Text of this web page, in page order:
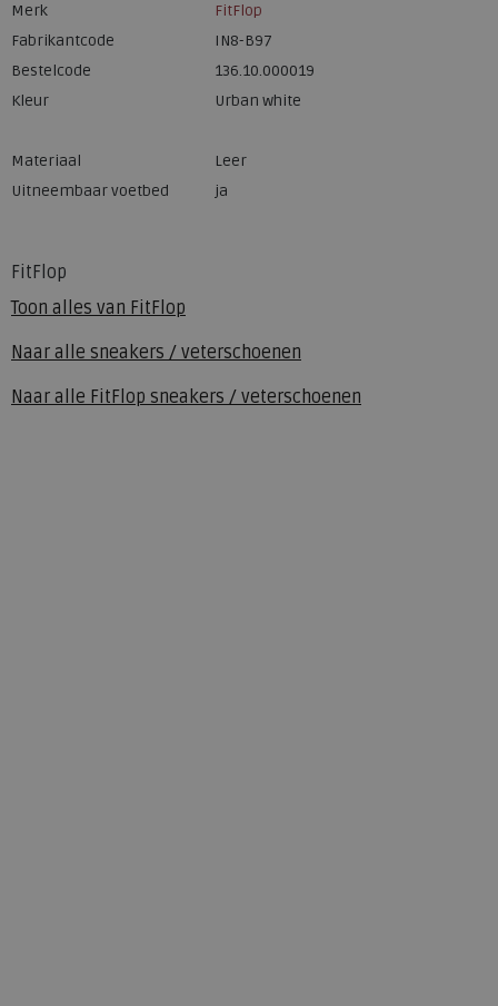
FitFlop
Toon alles van FitFlop
Naar alle sneakers / veterschoenen
Naar alle FitFlop sneakers / veterschoenen
Merk
FitFlop
Fabrikantcode
IN8-B97
Bestelcode
136.10.000019
Kleur
Urban white
Materiaal
Leer
Uitneembaar voetbed
ja